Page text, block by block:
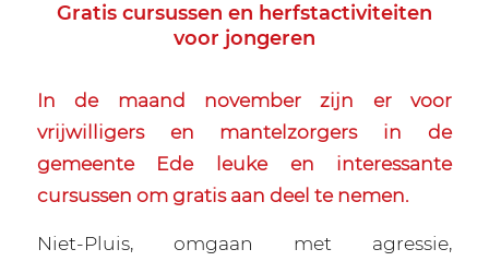
Gratis cursussen en herfstactiviteiten
voor jongeren
In de maand november zijn er voor
vrijwilligers en mantelzorgers in de
gemeente Ede leuke en interessante
cursussen om gratis aan deel te nemen.
Niet-Pluis, omgaan met agressie,